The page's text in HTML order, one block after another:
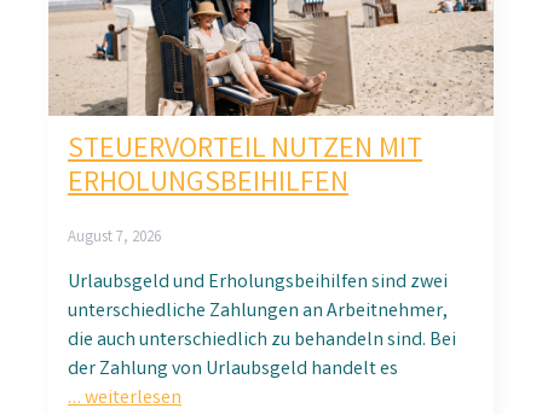
STEUERVORTEIL NUTZEN MIT
ERHOLUNGSBEIHILFEN
August 7, 2026
Urlaubsgeld und Erholungsbeihilfen sind zwei
unterschiedliche Zahlungen an Arbeitnehmer,
die auch unterschiedlich zu behandeln sind. Bei
der Zahlung von Urlaubsgeld handelt es
… weiterlesen